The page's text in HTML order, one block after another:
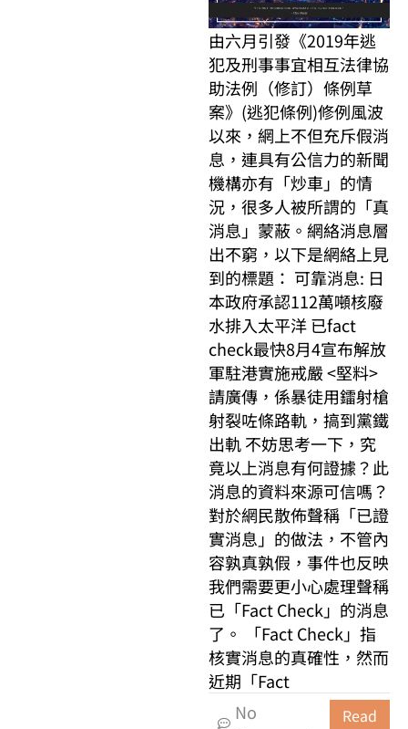
由六月引發《2019年逃
犯及刑事事宜相互法律協
助法例（修訂）條例草
案》(逃犯條例)修例風波
以來，網上不但充斥假消
息，連具有公信力的新聞
機構亦有「炒車」的情
況，很多人被所謂的「真
消息」蒙蔽。網絡消息層
出不窮，以下是網絡上見
到的標題： 可靠消息: 日
本政府承認112萬噸核廢
水排入太平洋 已fact
check最快8月4宣布解放
軍駐港實施戒嚴 <堅料>
請廣傳，係暴徒用鐳射槍
射裂咗條路軌，搞到黨鐵
出軌 不妨思考一下，究
竟以上消息有何證據？此
消息的資料來源可信嗎？
對於網民散佈聲稱「已證
實消息」的做法，不管內
容孰真孰假，事件也反映
我們需要更小心處理聲稱
已「Fact Check」的消息
了。 「Fact Check」指
核實消息的真確性，然而
近期「Fact
Read
No